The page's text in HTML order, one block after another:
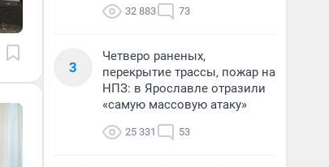
32 883 73
3
Четверо раненых,
перекрытие трассы, пожар на
НПЗ: в Ярославле отразили
«самую массовую атаку»
25 331 53